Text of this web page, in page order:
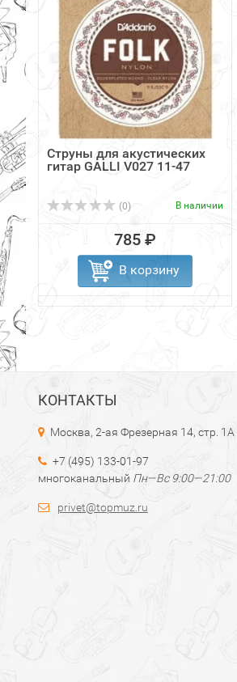
Струны для акустических
гитар GALLI V027 11-47
(0) В наличии
785 ₽
В корзину
КОНТАКТЫ
Москва, 2-ая Фрезерная 14, стр. 1А
+7 (495) 133-01-97
многоканальный Пн—Вс 9:00—21:00
privet@topmuz.ru